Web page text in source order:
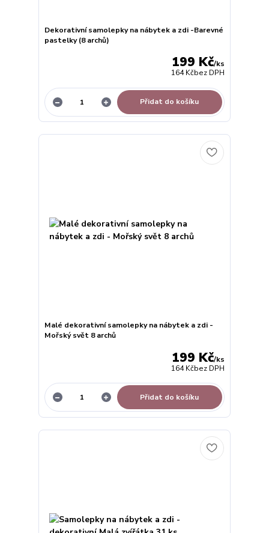
Dekorativní samolepky na nábytek a zdi -Barevné
pastelky (8 archů)
199 Kč/ks
164 Kčbez DPH
Přidat do košíku
Malé dekorativní samolepky na nábytek a zdi -
Mořský svět 8 archů
199 Kč/ks
164 Kčbez DPH
Přidat do košíku